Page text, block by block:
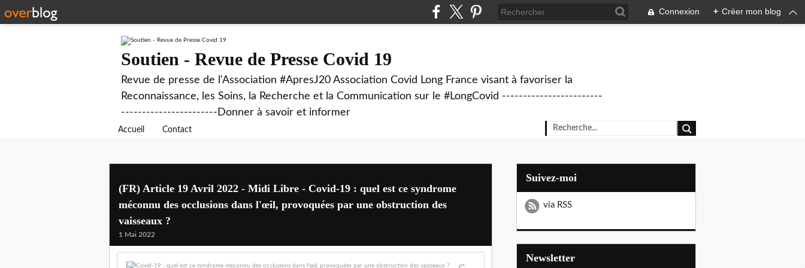
Connexion + Créer mon blog
Soutien - Revue de Presse Covid 19
Revue de presse de l'Association #ApresJ20 Association Covid Long France visant à favoriser la
Reconnaissance, les Soins, la Recherche et la Communication sur le #LongCovid ------------------------
-----------------------Donner à savoir et informer
Accueil Contact
(FR) Article 19 Avril 2022 - Midi Libre - Covid-19 : quel est ce syndrome
méconnu des occlusions dans l'œil, provoquées par une obstruction des
vaisseaux ?
1 Mai 2022
Suivez-moi
via RSS
Newsletter